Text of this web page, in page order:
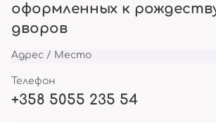
оформленных к
дворов
Адрес / Место
Телефон
+358 5055 235 54